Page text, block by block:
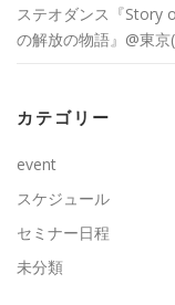
ステオダンス『Story
の解放の物語』@東京
カテゴリー
event
スケジュール
セミナー日程
未分類